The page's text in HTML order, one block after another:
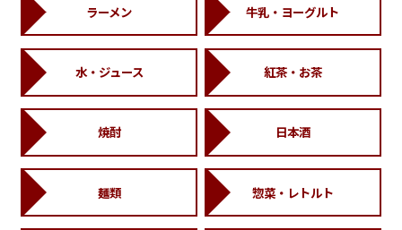
ラーメン 牛乳・ヨーグルト
水・ジュース 紅茶・お茶
焼酎 日本酒
麺類 惣菜・レトルト